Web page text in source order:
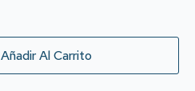
Añadir Al Carrito